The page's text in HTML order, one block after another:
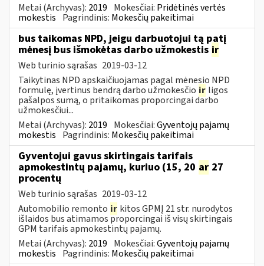
Metai (Archyvas): 2019 Mokesčiai: Pridėtinės vertės
mokestis Pagrindinis: Mokesčių pakeitimai
bus taikomas NPD, jeigu darbuotojui tą patį
mėnesį bus išmokėtas darbo užmokestis ir
Web turinio sąrašas 2019-03-12
Taikytinas NPD apskaičiuojamas pagal mėnesio NPD
formulę, įvertinus bendrą darbo užmokesčio ir ligos
pašalpos sumą, o pritaikomas proporcingai darbo
užmokesčiui...
Metai (Archyvas): 2019 Mokesčiai:Gyventojų pajamų
mokestis Pagrindinis: Mokesčių pakeitimai
Gyventojui gavus skirtingais tarifais
apmokestintų pajamų, kuriuo (15, 20 ar 27
procentų
Web turinio sąrašas 2019-03-12
Automobilio remonto ir kitos GPMĮ 21 str. nurodytos
išlaidos bus atimamos proporcingai iš visų skirtingais
GPM tarifais apmokestintų pajamų.
Metai (Archyvas): 2019 Mokesčiai:Gyventojų pajamų
mokestis Pagrindinis: Mokesčių pakeitimai